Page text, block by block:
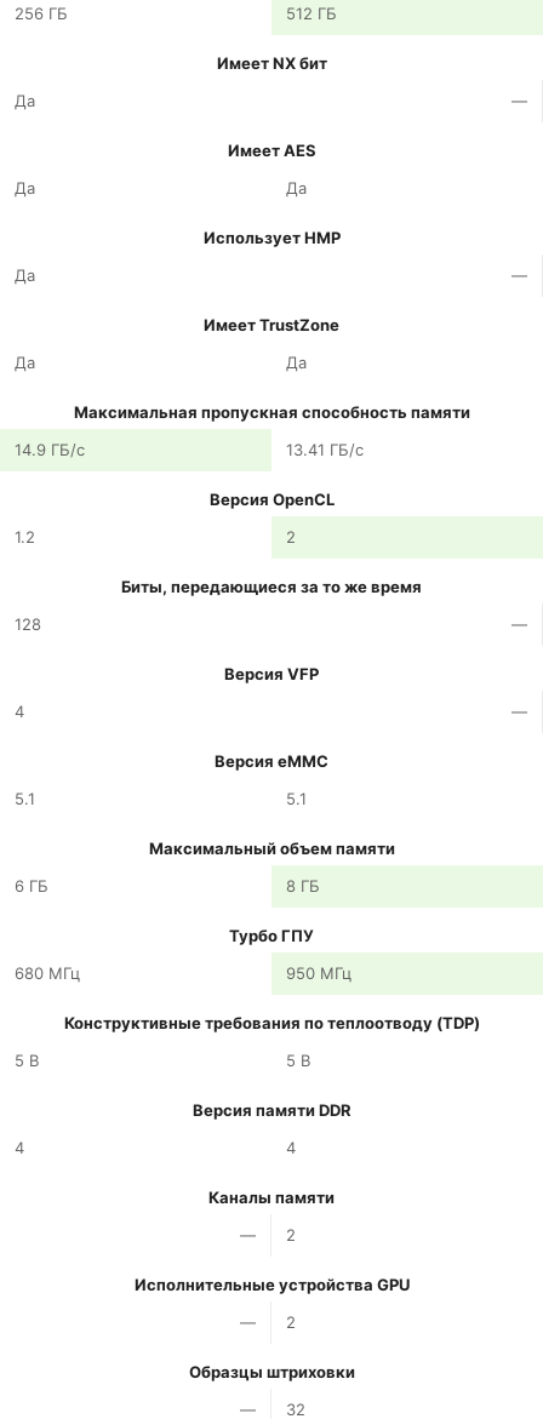
256 ГБ
512 ГБ
Имеет NX бит
Да
—
Имеет AES
Да
Да
Использует HMP
Да
—
Имеет TrustZone
Да
Да
Максимальная пропускная способность памяти
14.9 ГБ/с
13.41 ГБ/с
Версия OpenCL
1.2
2
Биты, передающиеся за то же время
128
—
Версия VFP
4
—
Версия eMMC
5.1
5.1
Максимальный объем памяти
6 ГБ
8 ГБ
Турбо ГПУ
680 МГц
950 МГц
Конструктивные требования по теплоотводу (TDP)
5 В
5 В
Версия памяти DDR
4
4
Каналы памяти
—
2
Исполнительные устройства GPU
—
2
Образцы штриховки
—
32